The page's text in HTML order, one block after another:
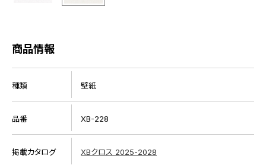
商品情報
種類 壁紙
品番 XB-228
掲載カタログ XBクロス 2025-2028